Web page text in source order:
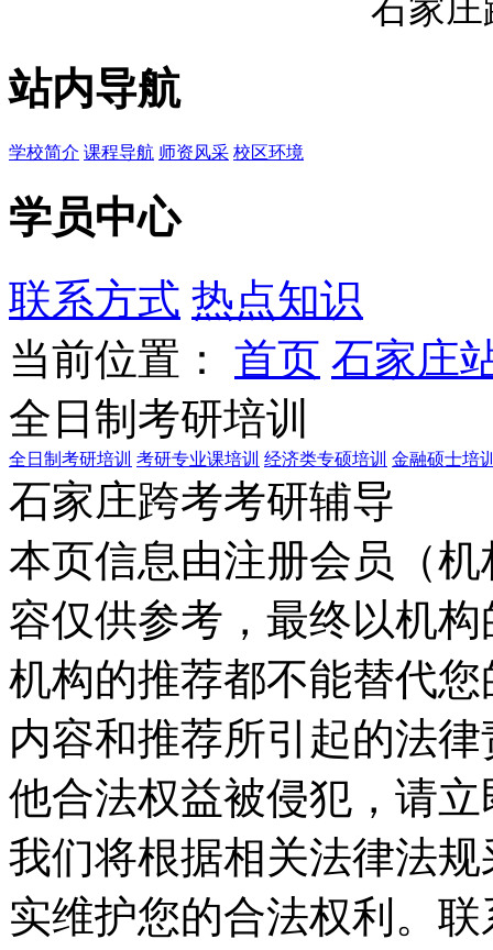
石家庄
站内导航
学校简介 课程导航 师资风采 校区环境
学员中心
联系方式 热点知识
当前位置：
首页 石家庄
全日制考研培训
全日制考研培训 考研专业课培训 经济类专硕培训 金融硕士培
石家庄跨考考研辅导
本页信息由注册会员（
容仅供参考，最终以机
机构的推荐都不能替代
内容和推荐所引起的法
他合法权益被侵犯，请
我们将根据相关法律法
实维护您的合法权利。